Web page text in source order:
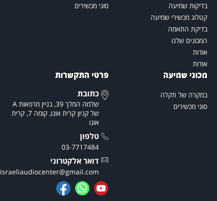
שמיעה
מכשירי שמיעה
התאמה
שלנו
סוגי מכשירים
שמיעה
של תקלה
מכשירים
פרטי התקשרות
כתובת
שלמה המלך 39, בניין מרפאות A
של קניון קרית אונו, קומה 7, קרית
טלפון
03-7717484
דואר אלקטרוני
theisraeliaudiocenter@gmail.com